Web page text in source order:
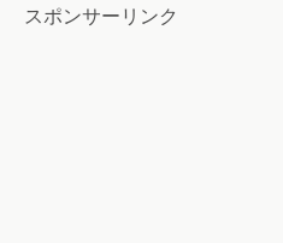
スポンサーリンク